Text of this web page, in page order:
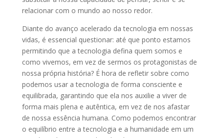
relacionar com o mundo ao nosso redor.
Diante do avanço acelerado da tecnologia em nossas
vidas, é essencial questionar: até que ponto estamos
permitindo que a tecnologia defina quem somos e
como vivemos, em vez de sermos os protagonistas de
nossa própria história? É hora de refletir sobre como
podemos usar a tecnologia de forma consciente e
equilibrada, garantindo que ela nos auxilie a viver de
forma mais plena e autêntica, em vez de nos afastar
de nossa essência humana. Como podemos encontrar
o equilíbrio entre a tecnologia e a humanidade em um